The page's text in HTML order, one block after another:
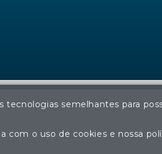
ou reprodução não autorizada do
tecnologias semelhantes para
com o uso de cookies e nossa